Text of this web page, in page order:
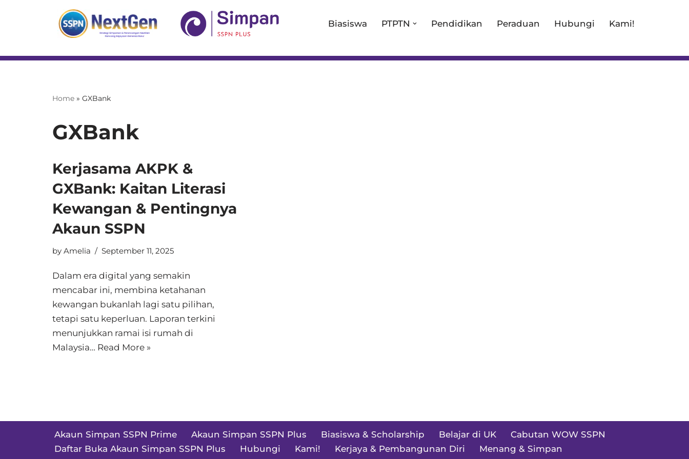
content
Biasiswa PTPTN Pendidikan Peraduan Hubungi Kami!
Home » GXBank
GXBank
Kerjasama AKPK &
GXBank: Kaitan Literasi
Kewangan & Pentingnya
Akaun SSPN
by Amelia September 11, 2025
Dalam era digital yang semakin
mencabar ini, membina ketahanan
kewangan bukanlah lagi satu pilihan,
tetapi satu keperluan. Laporan terkini
menunjukkan ramai isi rumah di
Malaysia… Read More »
Akaun Simpan SSPN Prime Akaun Simpan SSPN Plus Biasiswa & Scholarship Belajar di UK
Cabutan WOW SSPN
Daftar Buka Akaun Simpan SSPN Plus
Hubungi Kami! Kerjaya & Pembangunan Diri
Menang & Simpan